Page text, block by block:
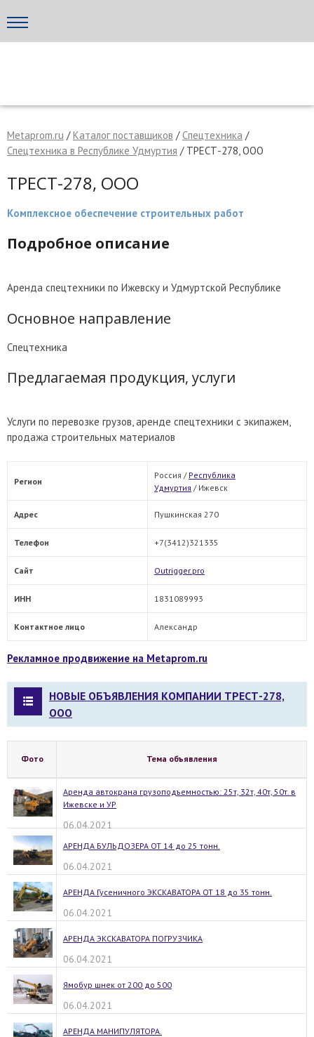
МЕТАПРОМ - российский торгово-промышленный портал
Написать поставщику
Отмена Отправить сообщение
Metaprom.ru /Каталог поставщиков /Спецтехника /
Спецтехника в Республике Удмуртия / ТРЕСТ-278, ООО
ТРЕСТ-278, ООО
Комплексное обеспечение строительных работ
Подробное описание
Аренда спецтехники по Ижевску и Удмуртской Республике
Основное направление
Спецтехника
Предлагаемая продукция, услуги
Услуги по перевозке грузов, аренде спецтехники с экипажем,
продажа строительных материалов
Регион
Россия / Республика
Удмуртия / Ижевск
Адрес Пушкинская 270
Телефон +7(3412)321335
Сайт Outrigger.pro
ИНН 1831089993
Контактное лицо Александр
Рекламное продвижение на Metaprom.ru
НОВЫЕ ОБЪЯВЛЕНИЯ КОМПАНИИ ТРЕСТ-278,
ООО
Фото Тема объявления
Аренда автокрана грузоподъемностью: 25т, 32т, 40т, 50т. в
Ижевске и УР
06.04.2021
АРЕНДА БУЛЬДОЗЕРА ОТ 14 до 25 тонн.
06.04.2021
АРЕНДА Гусеничного ЭКСКАВАТОРА ОТ 18 до 35 тонн.
06.04.2021
АРЕНДА ЭКСКАВАТОРА ПОГРУЗЧИКА
06.04.2021
Ямобур шнек от 200 до 500
06.04.2021
АРЕНДА МАНИПУЛЯТОРА.